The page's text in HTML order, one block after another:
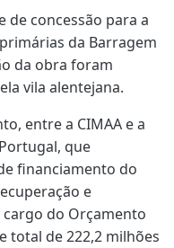
de concessão para a
da Barragem
da obra foram
vila alentejana.
entre a CIMAA e a
que
financiamento do
e
cargo do Orçamento
total de 222,2 milhões